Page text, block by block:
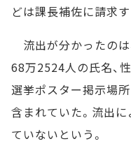
どは課長補佐に請求す
流出が分かったの
68万2524人の氏名、性
選挙ポスター掲示場
含まれていた。流出
ていないという。